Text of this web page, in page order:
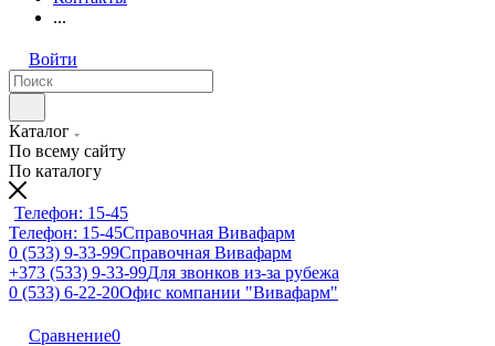
...
Войти
Каталог
По всему сайту
По каталогу
Телефон: 15-45
Телефон: 15-45Справочная Вивафарм
0 (533) 9-33-99Справочная Вивафарм
+373 (533) 9-33-99Для звонков из-за рубежа
0 (533) 6-22-20Офис компании "Вивафарм"
Сравнение0